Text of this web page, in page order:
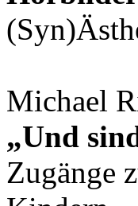
Michael
„Und
Zugänge